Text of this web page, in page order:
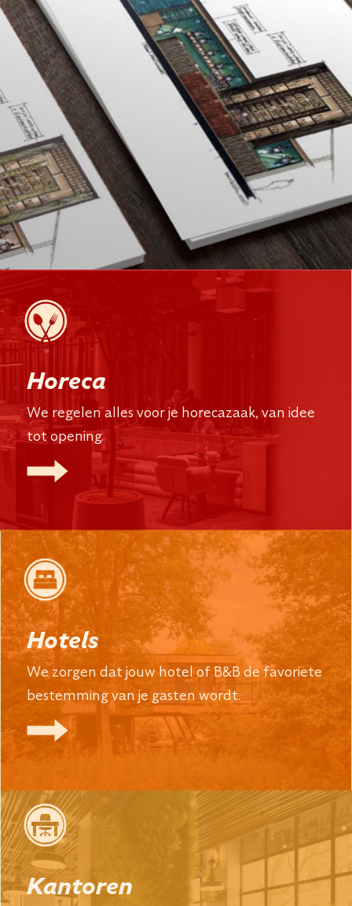
Horeca
We regelen alles voor je horecazaak, van idee
tot opening.
Hotels
We zorgen dat jouw hotel of B&B de favoriete
bestemming van je gasten wordt.
Kantoren